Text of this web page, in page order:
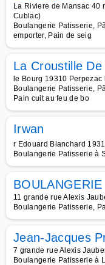
La Riviere de Mansac 40
Cublac)
Boulangerie Patisserie,
emporter, Pain de seig
La Croustille
le Bourg 19310
Boulangerie Patisserie,
Pain cuit au feu de bo
Irwan
r Edouard Blanchard
Boulangerie Patisserie à
11 grande rue Alexis
Boulangerie Patisserie,
Jean-Jacques
7 grande rue Alexis
Boulangerie Patisserie à